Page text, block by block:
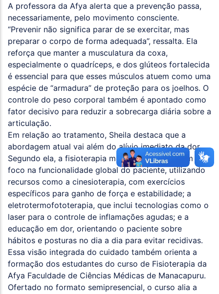
A professora da Afya alerta que a prevenção passa,
necessariamente, pelo movimento consciente.
“Prevenir não significa parar de se exercitar, mas
preparar o corpo de forma adequada”, ressalta. Ela
reforça que manter a musculatura da coxa,
especialmente o quadríceps, e dos glúteos fortalecida
é essencial para que esses músculos atuem como uma
espécie de “armadura” de proteção para os joelhos. O
controle do peso corporal também é apontado como
fator decisivo para reduzir a sobrecarga diária sobre a
articulação.
Em relação ao tratamento, Sheila destaca que a
abordagem atual vai além do alívio imediato da dor.
Segundo ela, a fisioterapia moderna trabalha com
foco na funcionalidade global do paciente, utilizando
recursos como a cinesioterapia, com exercícios
específicos para ganho de força e estabilidade; a
eletrotermofototerapia, que inclui tecnologias como o
laser para o controle de inflamações agudas; e a
educação em dor, orientando o paciente sobre
hábitos e posturas no dia a dia para evitar recidivas.
Essa visão integrada do cuidado também orienta a
formação dos estudantes do curso de Fisioterapia da
Afya Faculdade de Ciências Médicas de Manacapuru.
Ofertado no formato semipresencial, o curso alia a